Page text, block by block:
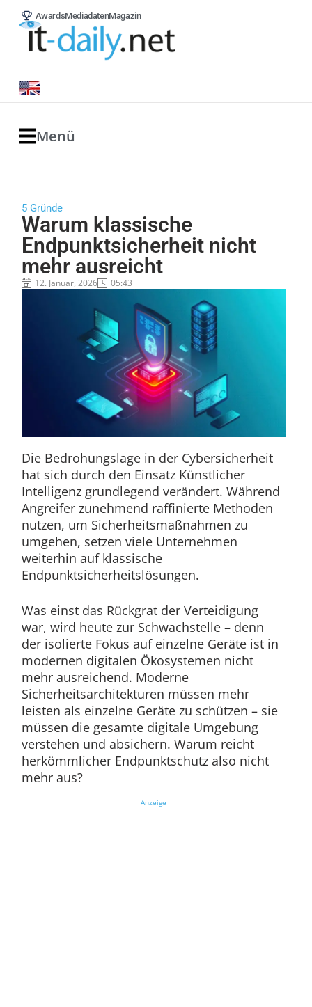
AwardsMediadatenMagazin
Menü
5 Gründe
Warum klassische
Endpunktsicherheit nicht
mehr ausreicht
12. Januar, 2026 05:43
Die Bedrohungslage in der Cybersicherheit
hat sich durch den Einsatz Künstlicher
Intelligenz grundlegend verändert. Während
Angreifer zunehmend raffinierte Methoden
nutzen, um Sicherheitsmaßnahmen zu
umgehen, setzen viele Unternehmen
weiterhin auf klassische
Endpunktsicherheitslösungen.
Was einst das Rückgrat der Verteidigung
war, wird heute zur Schwachstelle – denn
der isolierte Fokus auf einzelne Geräte ist in
modernen digitalen Ökosystemen nicht
mehr ausreichend. Moderne
Sicherheitsarchitekturen müssen mehr
leisten als einzelne Geräte zu schützen – sie
müssen die gesamte digitale Umgebung
verstehen und absichern. Warum reicht
herkömmlicher Endpunktschutz also nicht
mehr aus?
Anzeige